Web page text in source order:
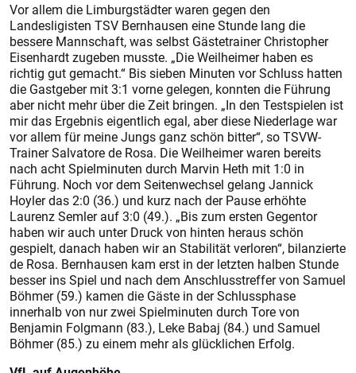
Vor allem die Limburgstädter waren gegen den
Landesligisten TSV Bernhausen eine Stunde lang die
bessere Mannschaft, was selbst Gästetrainer Christopher
Eisenhardt zugeben musste. „Die Weilheimer haben es
richtig gut gemacht.“ Bis sieben Minuten vor Schluss hatten
die Gastgeber mit 3:1 vorne gelegen, konnten die Führung
aber nicht mehr über die Zeit bringen. „In den Testspielen ist
mir das Ergebnis eigentlich egal, aber diese Niederlage war
vor allem für meine Jungs ganz schön bitter“, so TSVW-
Trainer Salvatore de Rosa. Die Weilheimer waren bereits
nach acht Spielminuten durch Marvin Heth mit 1:0 in
Führung. Noch vor dem Seitenwechsel gelang Jannick
Hoyler das 2:0 (36.) und kurz nach der Pause erhöhte
Laurenz Semler auf 3:0 (49.). „Bis zum ersten Gegentor
haben wir auch unter Druck von hinten heraus schön
gespielt, danach haben wir an Stabilität verloren“, bilanzierte
de Rosa. Bernhausen kam erst in der letzten halben Stunde
besser ins Spiel und nach dem Anschlusstreffer von Samuel
Böhmer (59.) kamen die Gäs­te in der Schlussphase
innerhalb von nur zwei Spielminuten durch Tore von
Benjamin Folgmann (83.), Leke Babaj (84.) und Samuel
Böhmer (85.) zu einem mehr als glücklichen Erfolg.